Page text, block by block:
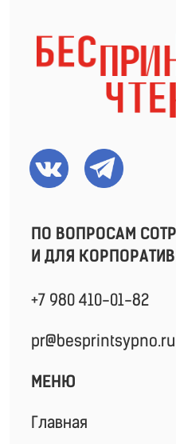
Все права защищены, 2025
Фестиваль Короткой
Книги
Мерч
Решения для B2B
Спектакли
ДОКУМЕНТЫ
Резиденты